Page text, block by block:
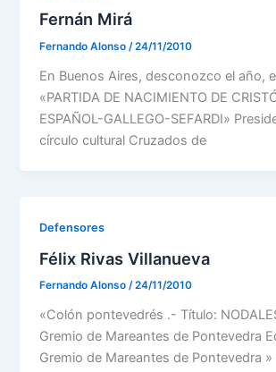
Fernán Mirá
Fernando Alonso/24/11/2010
En Buenos Aires, desconozco el año,
«PARTIDA DE NACIMIENTO DE
ESPAÑOL-GALLEGO-SEFARDI»
círculo cultural Cruzados de
Defensores
Félix Rivas Villanueva
Fernando Alonso/24/11/2010
«Colón pontevedrés .- Título:
Gremio de Mareantes de Pontevedra
Gremio de Mareantes de Pontevedra »